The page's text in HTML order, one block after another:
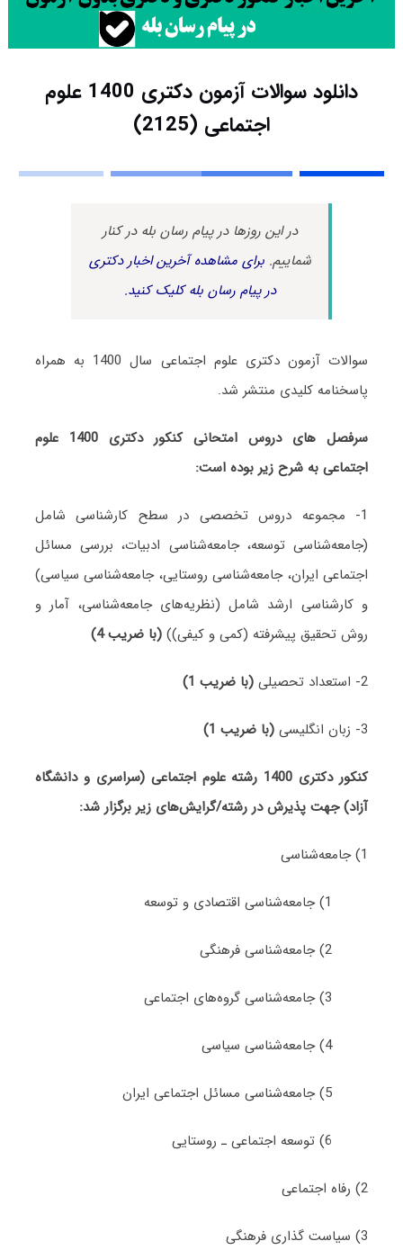
دانلود سوالات آزمون دکتری 1400 علوم
اجتماعی (2125)
در این روزها در پیام رسان بله در کنار
شماییم.برای مشاهده آخرین اخبار دکتری
در پیام رسان بله کلیک کنید.
سوالات آزمون دکتری علوم اجتماعی سال 1400 به همراه
پاسخنامه کلیدی منتشر شد.
سرفصل های دروس امتحانی کنکور دکتری 1400 علوم
اجتماعی به شرح زیر بوده است:
1- مجموعه دروس تخصصی در سطح کارشناسی شامل
(جامعه‌شناسی توسعه، جامعه‌شناسی ادبیات، بررسی مسائل
اجتماعی ایران، جامعه‌شناسی روستایی، جامعه‌شناسی سیاسی)
و کارشناسی ارشد شامل (نظریه‌های جامعه‌شناسی، آمار و
روش تحقیق پیشرفته (کمی و کیفی)) (با ضریب 4)
2- استعداد تحصیلی (با ضریب 1)
3- زبان انگلیسی (با ضریب 1)
کنکور دکتری 1400 رشته علوم اجتماعی (سراسری و دانشگاه
آزاد) جهت پذیرش در رشته/گرایش‌های زیر برگزار شد:
1) ﺟﺎﻣﻌﻪشناسی
1) ﺟﺎﻣﻌﻪشناسی اﻗﺘﺼﺎدی و ﺗﻮسعه
2) ﺟﺎﻣﻌﻪشناسی ﻓﺮهنگی
3) ﺟﺎﻣﻌﻪشناسی ﮔﺮوهﻫﺎی اجتماعی
4) ﺟﺎﻣﻌﻪشناسی ﺳﻴﺎسی
5) ﺟﺎﻣﻌﻪشناسی ﻣﺴﺎﺋﻞ اجتماعی اﻳﺮان
6) ﺗﻮﺳﻌﻪ اجتماعی ـ روﺳﺘﺎیی
2) رﻓﺎه اﺟﺘﻤﺎعی
3) ﺳﻴﺎﺳﺖ ﮔﺬاری ﻓﺮهنگی